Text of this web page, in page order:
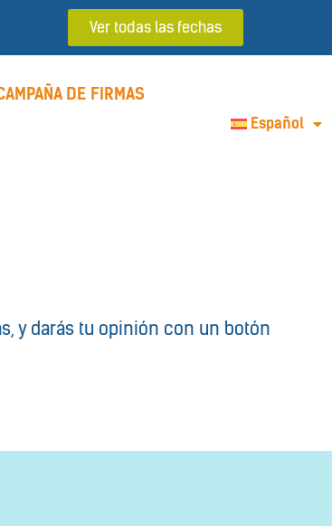
Ver todas las fechas
DE FIRMAS
Español
y darás tu opinión con un botón